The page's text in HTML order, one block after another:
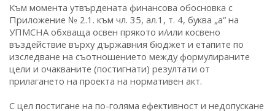
Към момента утвърдената финансова обосновка с
Приложение № 2.1. към чл. 35, ал.1, т. 4, буква „а“ на
УПМСНА обхваща освен прякото и/или косвено
въздействие върху държавния бюджет и етапите по
изследване на съотношението между формулираните
цели и очакваните (постигнати) резултати от
прилагането на проекта на нормативен акт.
С цел постигане на по-голяма ефективност и недопускане